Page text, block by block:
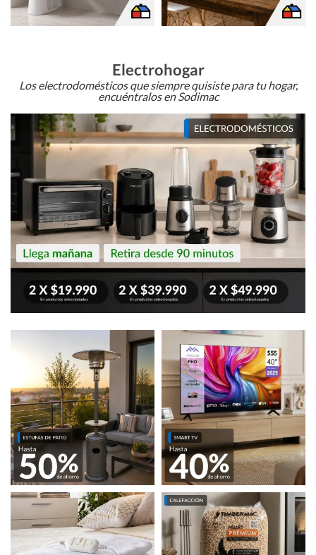
Electrohogar
Los electrodomésticos que siempre quisiste para tu hogar,
encuéntralos en Sodimac